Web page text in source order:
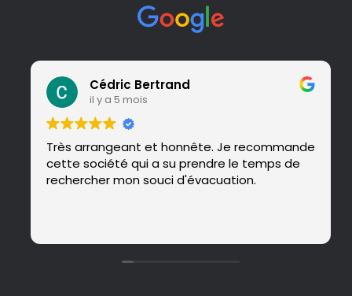
Cédric Bertrand
il y a 5 mois
Très arrangeant et honnête. Je recommande
cette société qui a su prendre le temps de
rechercher mon souci d'évacuation.